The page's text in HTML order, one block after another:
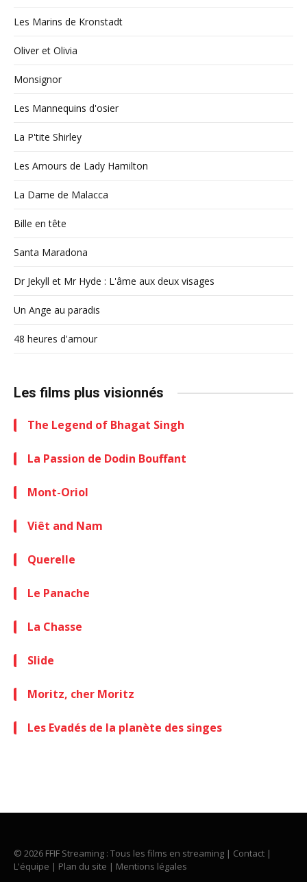
Les Marins de Kronstadt
Oliver et Olivia
Monsignor
Les Mannequins d'osier
La P'tite Shirley
Les Amours de Lady Hamilton
La Dame de Malacca
Bille en tête
Santa Maradona
Dr Jekyll et Mr Hyde : L'âme aux deux visages
Un Ange au paradis
48 heures d'amour
Les films plus visionnés
The Legend of Bhagat Singh
La Passion de Dodin Bouffant
Mont-Oriol
Viêt and Nam
Querelle
Le Panache
La Chasse
Slide
Moritz, cher Moritz
Les Evadés de la planète des singes
© 2026 FFIF Streaming : Tous les films en streaming | Contact |
L'équipe | Plan du site | Mentions légales